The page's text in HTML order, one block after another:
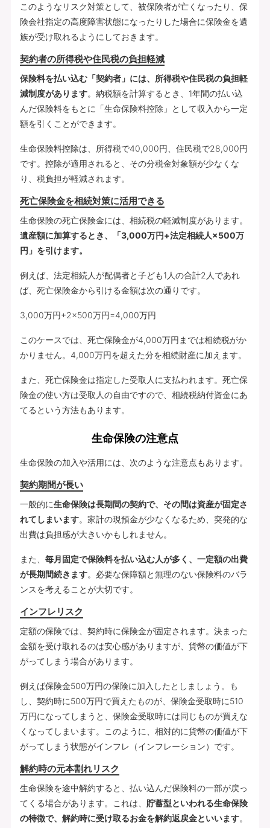
このようなリスク対策として、被保険者が亡くなったり、保
険会社指定の高度障害状態になったりした場合に保険金を遺
族が受け取れるようにしておきます。
契約者の所得税や住民税の負担軽減
保険料を払い込む「契約者」には、所得税や住民税の負担軽
減制度があります。納税額を計算するとき、1年間の払い込
んだ保険料をもとに「生命保険料控除」として収入から一定
額を引くことができます。
生命保険料控除は、所得税で40,000円、住民税で28,000円
です。控除が適用されると、その分税金対象額が少なくな
り、税負担が軽減されます。
死亡保険金を相続対策に活用できる
生命保険の死亡保険金には、相続税の軽減制度があります。
遺産額に加算するとき、「3,000万円+法定相続人×500万
円」を引けます。
例えば、法定相続人が配偶者と子ども1人の合計2人であれ
ば、死亡保険金から引ける金額は次の通りです。
3,000万円+2×500万円=4,000万円
このケースでは、死亡保険金が4,000万円までは相続税がか
かりません。4,000万円を超えた分を相続財産に加えます。
また、死亡保険金は指定した受取人に支払われます。死亡保
険金の使い方は受取人の自由ですので、相続税納付資金にあ
てるという方法もあります。
生命保険の注意点
生命保険の加入や活用には、次のような注意点もあります。
契約期間が長い
一般的に生命保険は長期間の契約で、その間は資産が固定さ
れてしまいます。家計の現預金が少なくなるため、突発的な
出費は負担感が大きいかもしれません。
また、 毎月固定で保険料を払い込む人が多く、一定額の出費
が長期間続きます。必要な保障額と無理のない保険料のバラ
ンスを考えることが大切です。
インフレリスク
定額の保険では、契約時に保険金が固定されます。決まった
金額を受け取れるのは安心感がありますが、貨幣の価値が下
がってしまう場合があります。
例えば保険金500万円の保険に加入したとしましょう。も
し、契約時に500万円で買えたものが、保険金受取時に510
万円になってしまうと、保険金受取時には同じものが買えな
くなってしまいます。このように、相対的に貨幣の価値が下
がってしまう状態がインフレ（インフレーション）です。
解約時の元本割れリスク
生命保険を途中解約すると、払い込んだ保険料の一部が戻っ
てくる場合があります。これは、 貯蓄型といわれる生命保険
の特徴で、解約時に受け取るお金を解約返戻金といいます。